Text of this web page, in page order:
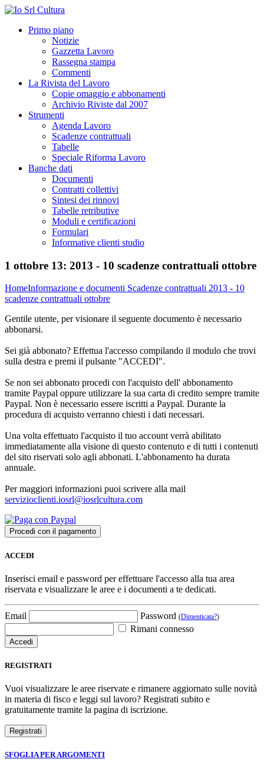
Primo piano
Notizie
Gazzetta Lavoro
Rassegna stampa
Commenti
La Rivista del Lavoro
Copie omaggio e abbonamenti
Archivio Riviste dal 2007
Strumenti
Agenda Lavoro
Scadenze contrattuali
Tabelle
Speciale Riforma Lavoro
Banche dati
Documenti
Contratti collettivi
Sintesi dei rinnovi
Tabelle retributive
Moduli e certificazioni
Formulari
Informative clienti studio
1 ottobre 13: 2013 - 10 scadenze contrattuali ottobre
HomeInformazione e documenti Scadenze contrattuali 2013 - 10
scadenze contrattuali ottobre
Gentile utente, per visionare il seguente documento è necessario
abbonarsi.
Sei già abbonato? Effettua l'accesso compilando il modulo che trovi
sulla destra e premi il pulsante "ACCEDI".
Se non sei abbonato procedi con l'acquisto dell' abbonamento
tramite Paypal oppure utilizzare la sua carta di credito sempre tramite
Paypal. Non è necessario essere iscritti a Paypal. Durante la
procedura di acquisto verranno chiesti i dati necessari.
Una volta effettuato l'acquisto il tuo account verrà abilitato
immediatamente alla visione di questo contenuto e di tutti i contenuti
del sito riservati solo agli abbonati. L'abbonamento ha durata
annuale.
Per maggiori informazioni puoi scrivere alla mail
servizioclienti.iosrl@iosrlcultura.com
ACCEDI
Inserisci email e password per effettuare l'accesso alla tua area
riservata e visualizzare le aree e i documenti a te dedicati.
Email Password (Dimenticata?)
Rimani connesso
REGISTRATI
Vuoi visualizzare le aree riservate e rimanere aggiornato sulle novità
in materia di fisco e leggi sul lavoro? Registrati subito e
gratuitamente tramite la pagina di iscrizione.
SFOGLIA PER ARGOMENTI